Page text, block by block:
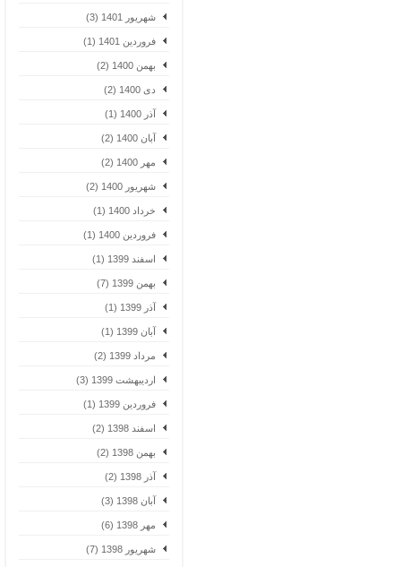
شهریور 1401 (3)
فروردین 1401 (1)
بهمن 1400 (2)
دی 1400 (2)
آذر 1400 (1)
آبان 1400 (2)
مهر 1400 (2)
شهریور 1400 (2)
خرداد 1400 (1)
فروردین 1400 (1)
اسفند 1399 (1)
بهمن 1399 (7)
آذر 1399 (1)
آبان 1399 (1)
مرداد 1399 (2)
اردیبهشت 1399 (3)
فروردین 1399 (1)
اسفند 1398 (2)
بهمن 1398 (2)
آذر 1398 (2)
آبان 1398 (3)
مهر 1398 (6)
شهریور 1398 (7)